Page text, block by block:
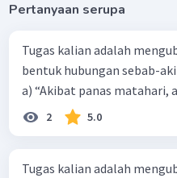
Pertanyaan serupa
Tugas kalian adalah
bentuk hubungan sebab-
a) “Akibat panas matahari,
2 5.0
Tugas kalian adalah